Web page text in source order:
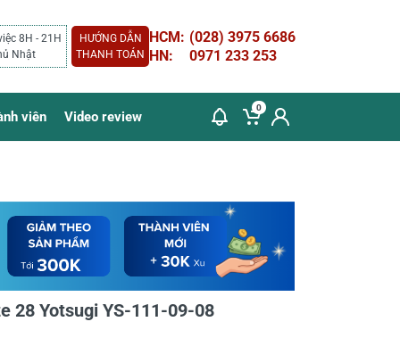
8H - 21H
Nhật
HƯỚNG DẪN
THANH TOÁN
HCM: (028) 3975 6686
HN:
0971 233 253
viên Video review
0
28 Yotsugi YS-111-09-08